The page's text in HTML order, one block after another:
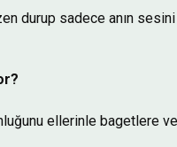
durup sadece anın
ellerinle bagetlere